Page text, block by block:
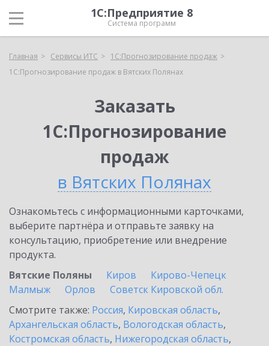
1С:Предприятие 8
Система программ
Главная Сервисы ИТС
1С:Прогнозирование продаж
1С:Прогнозирование продаж в Вятских Полянах
Заказать
1С:Прогнозирование
продаж
в Вятских Полянах
Ознакомьтесь с информационными карточками,
выберите партнёра и отправьте заявку на
консультацию, приобретение или внедрение
продукта.
Вятские Поляны
Киров
Кирово-Чепецк
Малмыж
Орлов
Советск Кировской обл.
Смотрите также: Россия, Кировская область,
Архангельская область, Вологодская область,
Костромская область, Нижегородская область,